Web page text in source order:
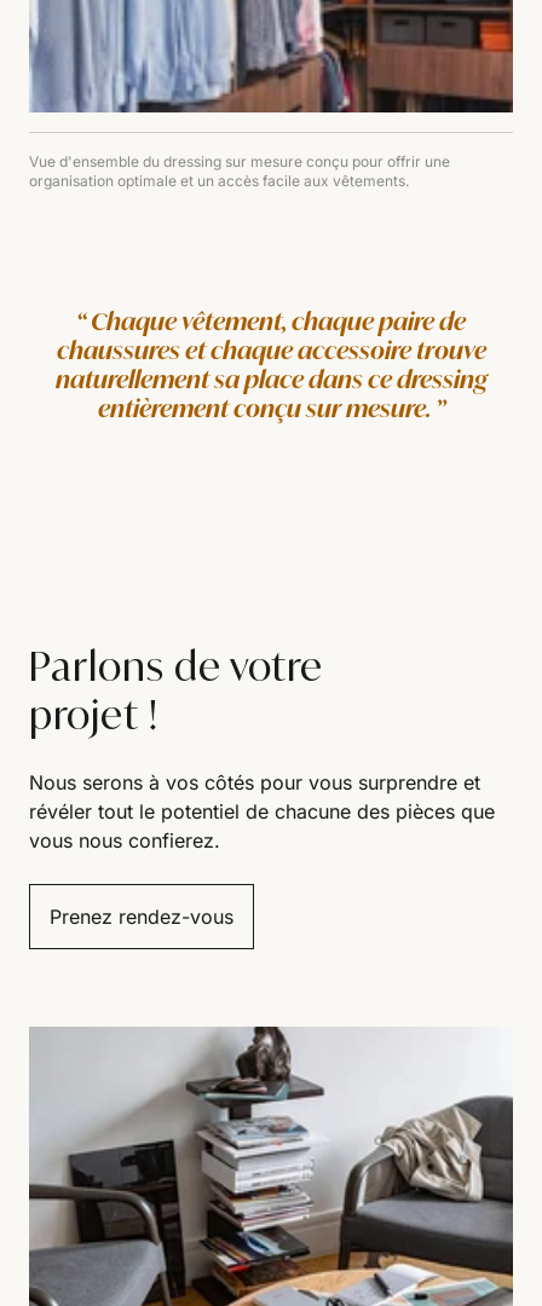
Vue d'ensemble du dressing sur mesure conçu pour offrir une
organisation optimale et un accès facile aux vêtements.
Chaque vêtement, chaque paire de
chaussures et chaque accessoire trouve
naturellement sa place dans ce dressing
entièrement conçu sur mesure.
Parlons de votre
projet !
Nous serons à vos côtés pour vous surprendre et
révéler tout le potentiel de chacune des pièces que
vous nous confierez.
Prenez rendez-vous